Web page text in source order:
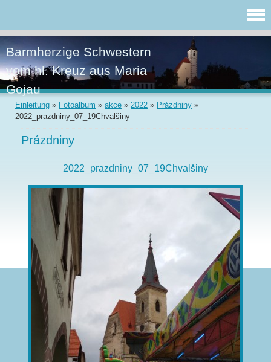
Barmherzige Schwestern
vom hl. Kreuz aus Maria
Gojau
Einleitung » Fotoalbum » akce » 2022 » Prázdniny »
2022_prazdniny_07_19Chvalšiny
Prázdniny
2022_prazdniny_07_19Chvalšiny